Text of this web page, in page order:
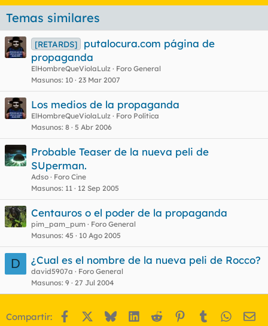
Temas similares
[RETARDS]
putalocura.com página de
propaganda
ElHombreQueViolaLulz
Foro General
Masunos 10 23 Mar 2007
Los medios de la propaganda
ElHombreQueViolaLulz
Foro Política
Masunos 8 5 Abr 2006
Probable Teaser de la nueva peli de
SUperman.
Adso
Foro Cine
Masunos 11 12 Sep 2005
Centauros o el poder de la propaganda
pim_pam_pum
Foro General
Masunos 45 10 Ago 2005
D ¿Cual es el nombre de la nueva peli de Rocco?
david5907a
Foro General
Masunos 9 27 Jul 2004
Compartir: Facebook BlueskyLinkedIn
Reddit Pinterest
Tumblr